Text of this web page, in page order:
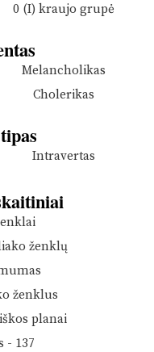
0 (I) kraujo grupė
Melancholikas
Cholerikas
Intravertas
ženklų
ženklus
planai
- 137